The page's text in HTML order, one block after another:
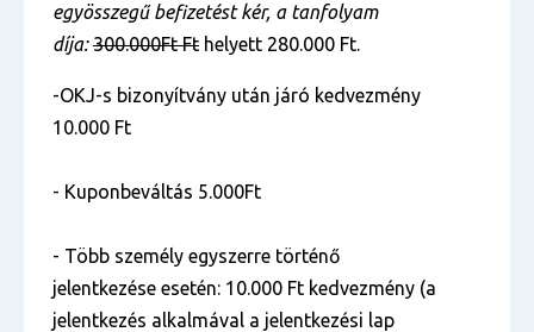
egyösszegű befizetést kér, a tanfolyam
díja: 300.000Ft Ft helyett 280.000 Ft.
-OKJ-s bizonyítvány után járó kedvezmény
10.000 Ft
- Kuponbeváltás 5.000Ft
- Több személy egyszerre történő
jelentkezése esetén: 10.000 Ft kedvezmény (a
jelentkezés alkalmával a jelentkezési lap